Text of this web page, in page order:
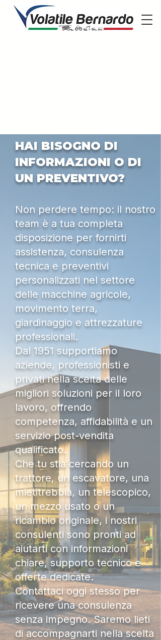
HAI BISOGNO DI
INFORMAZIONI O DI
UN PREVENTIVO?
Non perdere tempo: il nostro
team è a tua completa
disposizione per fornirti
assistenza, consulenza
tecnica e preventivi
personalizzati nel settore
delle macchine agricole,
movimento terra,
giardinaggio e attrezzature
professionali.
Dal 1951 supportiamo
aziende, professionisti e
privati nella scelta delle
migliori soluzioni per il loro
lavoro, offrendo
competenza, affidabilità e un
servizio post-vendita
qualificato.
Che tu stia cercando un
trattore, un escavatore, una
mietitrebbia, un telescopico,
un mezzo usato o un
ricambio originale, i nostri
consulenti sono pronti ad
aiutarti con informazioni
chiare, supporto tecnico e
offerte dedicate.
Contattaci oggi stesso per
ricevere una consulenza
senza impegno. Saremo lieti
di accompagnarti nella scelta